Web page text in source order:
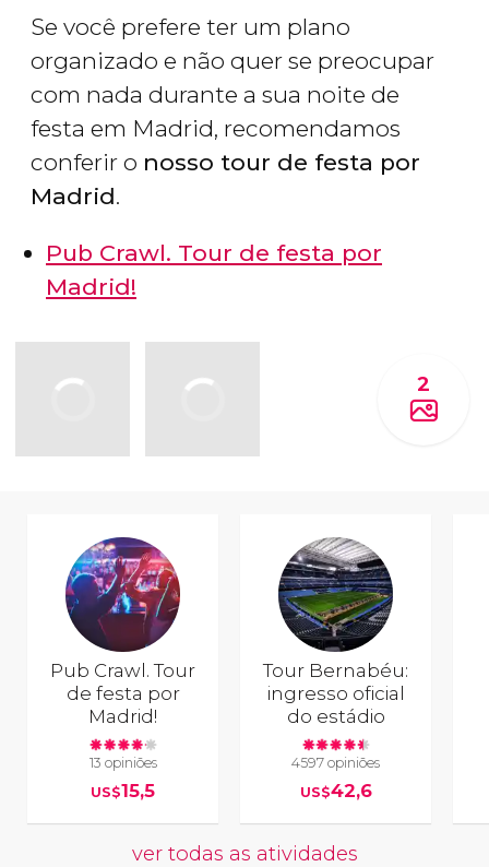
Se você prefere ter um plano
organizado e não quer se preocupar
com nada durante a sua noite de
festa em Madrid, recomendamos
conferir o nosso tour de festa por
Madrid.
Pub Crawl. Tour de festa por
Madrid!
2
Pub Crawl. Tour
de festa por
Madrid!
13 opiniões
US$15,5
Tour Bernabéu:
ingresso oficial
do estádio
4597 opiniões
US$42,6
ver todas as atividades